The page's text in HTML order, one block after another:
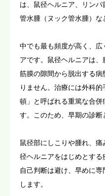
は、鼠径ヘルニア、リン
管水腫（ヌック管水腫）な
中でも最も頻度が高く、
アです。鼠径ヘルニアは
筋膜の隙間から脱出する
りません。治療には外科
頓」と呼ばれる重篤な合併
す。このため、早期の診断
鼠径部にしこりや腫れ、
径ヘルニアをはじめとする
自己判断は避け、早めに
します。